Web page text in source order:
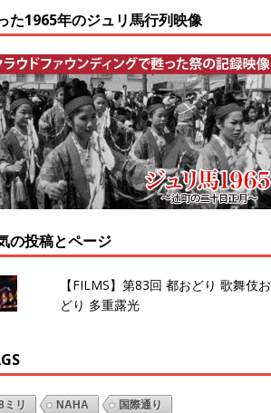
た1965年のジュリ馬行列映像
の投稿とページ
【FILMS】第83回 都おどり 歌舞伎お
どり 多重露光
ミリ NAHA 国際通り